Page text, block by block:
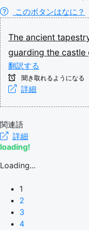
このボタンはなに？
The ancient
guarding the castle
翻訳する
聞き取れるようになる
詳細
関連語
詳細
loading!
Loading...
1
2
3
4